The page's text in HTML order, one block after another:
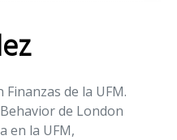
Finanzas de la UFM.
de London
en la UFM,